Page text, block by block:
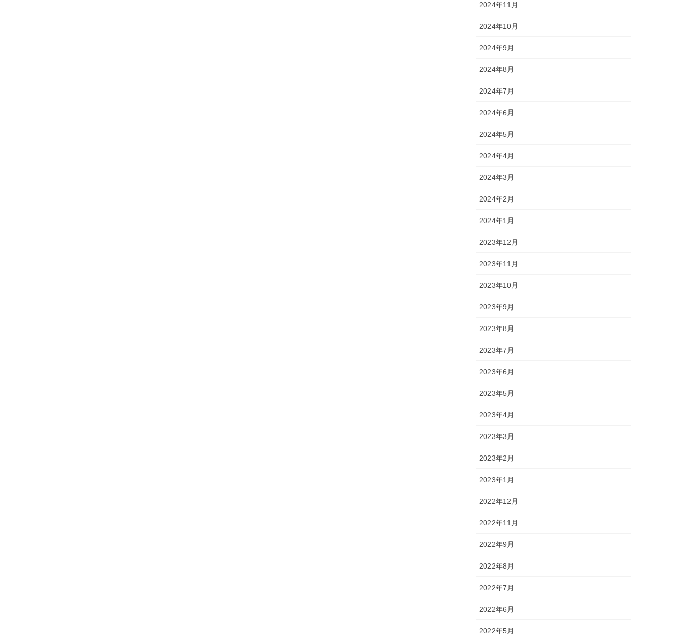
2024年11月
2024年10月
2024年9月
2024年8月
2024年7月
2024年6月
2024年5月
2024年4月
2024年3月
2024年2月
2024年1月
2023年12月
2023年11月
2023年10月
2023年9月
2023年8月
2023年7月
2023年6月
2023年5月
2023年4月
2023年3月
2023年2月
2023年1月
2022年12月
2022年11月
2022年9月
2022年8月
2022年7月
2022年6月
2022年5月